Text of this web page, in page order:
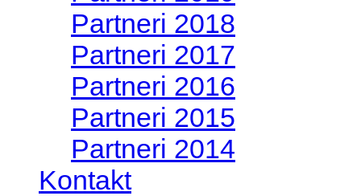
Partneri 2018
Partneri 2017
Partneri 2016
Partneri 2015
Partneri 2014
Kontakt